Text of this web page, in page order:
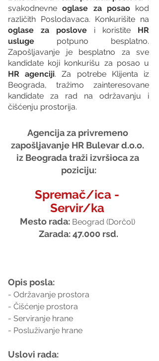
svakodnevne oglase za posao kod
oglase za poslove i koristite HR
usluge potpuno besplatno.
Zapošljavanje je besplatno za sve
HR agenciji. Za potrebe Klijenta iz
Beograda, tražimo zainteresovane
kandidate za rad na održavanju i
čišćenju prostorija.
Agencija za privremeno
zapošljavanje HR Bulevar d.o.o.
iz Beograda traži izvršioca za
poziciju:
Spremač/ica -
Servir/ka
Mesto rada: Beograd (Dorčol)
Zarada: 47.000 rsd.
Opis posla:
- Održavanje prostora
- Čišćenje prostora
- Serviranje hrane
- Posluživanje hrane
Uslovi rada: